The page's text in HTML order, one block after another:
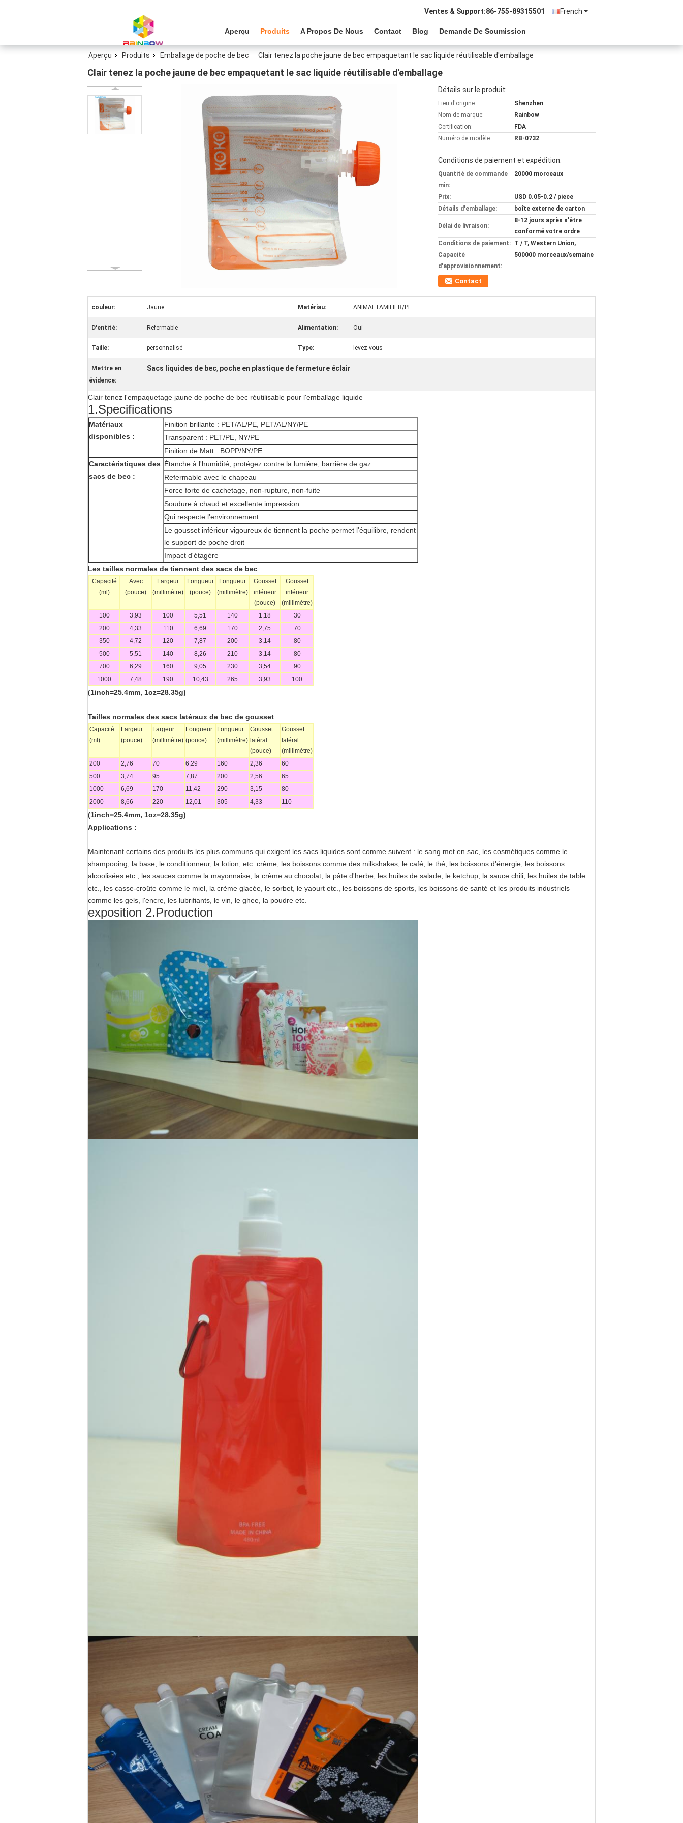
French
Ventes & Support:86-755-89315501
Aperçu Produits A Propos De Nous Contact Blog Demande De Soumission
Aperçu Produits Emballage de poche de bec Clair tenez la poche jaune de bec empaquetant le sac liquide réutilisable d'emballage
Clair tenez la poche jaune de bec empaquetant le sac liquide réutilisable d'emballage
Détails sur le produit:
Lieu d'origine:
Shenzhen
Nom de marque:
Rainbow
Certification:
FDA
Numéro de modèle:
RB-0732
Conditions de paiement et expédition:
Quantité de commande
min:
20000 morceaux
Prix:
USD 0.05-0.2 / piece
Détails d'emballage:
boîte externe de carton
Délai de livraison:
8-12 jours après s'être
conformé votre ordre
Conditions de paiement: T / T, Western Union,
Capacité
d'approvisionnement:
500000 morceaux/semaine
Contact
couleur: Jaune Matériau: ANIMAL FAMILIER/PE
D'entité: Refermable Alimentation: Oui
Taille: personnalisé Type: levez-vous
Mettre en
évidence:
Sacs liquides de bec, poche en plastique de fermeture éclair
Clair tenez l'empaquetage jaune de poche de bec réutilisable pour l'emballage liquide
1.Specifications
Matériaux
disponibles :
Finition brillante : PET/AL/PE, PET/AL/NY/PE
Transparent : PET/PE, NY/PE
Finition de Matt : BOPP/NY/PE
Caractéristiques des
sacs de bec :
Étanche à l'humidité, protégez contre la lumière, barrière de gaz
Refermable avec le chapeau
Force forte de cachetage, non-rupture, non-fuite
Soudure à chaud et excellente impression
Qui respecte l'environnement
Le gousset inférieur vigoureux de tiennent la poche permet l'équilibre, rendent
le support de poche droit
Impact d'étagère
Les tailles normales de tiennent des sacs de bec
Capacité
(ml)
Avec
(pouce)
Largeur
(millimètre)
Longueur
(pouce)
Longueur
(millimètre)
Gousset
inférieur
(pouce)
Gousset
inférieur
(millimètre)
100
3,93 100 5,51 140 1,18
30
200
4,33 110 6,69 170 2,75
70
350
4,72 120 7,87 200 3,14
80
500
5,51 140 8,26 210 3,14
80
700
6,29 160 9,05 230 3,54
90
1000
7,48 190 10,43 265 3,93 100
(1inch=25.4mm, 1oz=28.35g)
Tailles normales des sacs latéraux de bec de gousset
Capacité
(ml)
Largeur
(pouce)
Largeur
(millimètre)
Longueur
(pouce)
Longueur
(millimètre)
Gousset
latéral
(pouce)
Gousset
latéral
(millimètre)
200
2,76 70 6,29 160 2,36
60
500
3,74 95 7,87 200 2,56
65
1000
6,69 170 11,42 290 3,15
80
2000
8,66 220 12,01 305 4,33 110
(1inch=25.4mm, 1oz=28.35g)
Applications :
Maintenant certains des produits les plus communs qui exigent les sacs liquides sont comme suivent : le sang met en sac, les cosmétiques comme le
shampooing, la base, le conditionneur, la lotion, etc. crème, les boissons comme des milkshakes, le café, le thé, les boissons d'énergie, les boissons
alcoolisées etc., les sauces comme la mayonnaise, la crème au chocolat, la pâte d'herbe, les huiles de salade, le ketchup, la sauce chili, les huiles de table
etc., les casse-croûte comme le miel, la crème glacée, le sorbet, le yaourt etc., les boissons de sports, les boissons de santé et les produits industriels
comme les gels, l'encre, les lubrifiants, le vin, le ghee, la poudre etc.
exposition 2.Production